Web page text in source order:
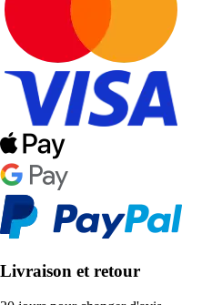
Livraison et retour